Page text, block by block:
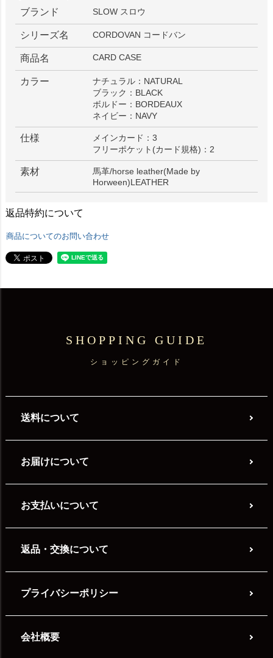
ブランド
SLOW スロウ
シリーズ名 CORDOVAN コードバン
商品名 CARD CASE
カラー
ナチュラル：NATURAL
ブラック：BLACK
ボルドー：BORDEAUX
ネイビー：NAVY
仕様
メインカード：3
フリーポケット(カード規格)：2
素材
馬革/horse leather(Made by
Horween)LEATHER
返品特約について
商品についてのお問い合わせ
SHOPPING GUIDE
ショッピングガイド
送料について
お届けについて
お支払いについて
返品・交換について
プライバシーポリシー
会社概要